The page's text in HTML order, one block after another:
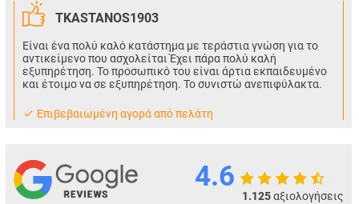
TKASTANOS1903
Είναι ένα πολύ καλό κατάστημα με τεράστια γνώση για το
αντικείμενο που ασχολείται Έχει πάρα πολύ καλή
εξυπηρέτηση. Το προσωπικό του είναι άρτια εκπαιδευμένο
και έτοιμο να σε εξυπηρέτηση. Το συνιστώ ανεπιφύλακτα.
Eπιβεβαιωμένη αγορά από πελάτη
4.6
1.125αξιολογήσεις